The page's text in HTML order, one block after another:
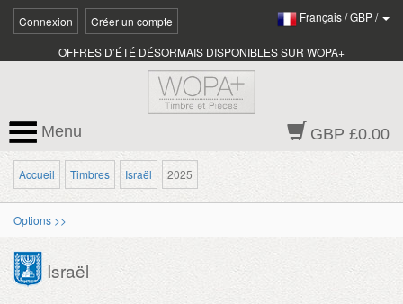
Connexion Créer un compte Français/GBP/
OFFRES D’ÉTÉ DÉSORMAIS DISPONIBLES SUR WOPA+
GBP £0.00
Menu
Accueil Timbres Israël 2025
Options >>
Israël